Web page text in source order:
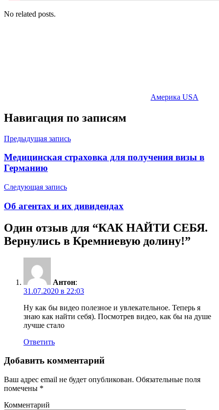
No related posts.
Америка USA
Навигация по записям
Предыдущая запись
Медицинская страховка для получения визы в
Германию
Следующая запись
Об агентах и их дивидендах
Один отзыв для “КАК НАЙТИ СЕБЯ.
Вернулись в Кремниевую долину!”
Антон:
31.07.2020 в 22:03
Ну как бы видео полезное и увлекательное. Теперь я
знаю как найти себя). Посмотрев видео, как бы на душе
лучше стало
Ответить
Добавить комментарий
Ваш адрес email не будет опубликован. Обязательные поля
помечены *
Комментарий